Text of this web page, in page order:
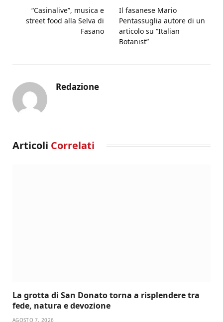
“Casinalive”, musica e
street food alla Selva di
Fasano
Il fasanese Mario
Pentassuglia autore di un
articolo su “Italian
Botanist”
Redazione
Articoli Correlati
La grotta di San Donato torna a risplendere tra
fede, natura e devozione
AGOSTO 7, 2026